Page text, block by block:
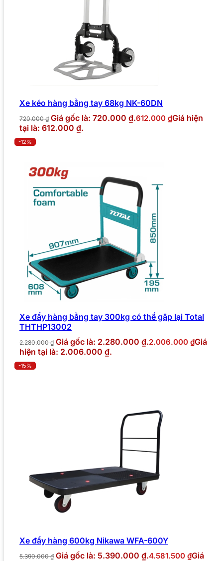
Xe kéo hàng bằng tay 68kg NK-60DN
720.000₫ Giá gốc là: 720.000 ₫.612.000 ₫Giá hiện
tại là: 612.000 ₫.
-12%
Xe đẩy hàng bằng tay 300kg có thể gập lại Total
THTHP13002
2.280.000₫ Giá gốc là: 2.280.000 ₫.2.006.000 ₫Giá
hiện tại là: 2.006.000 ₫.
-15%
Xe đẩy hàng 600kg Nikawa WFA-600Y
5.390.000₫ Giá gốc là: 5.390.000 ₫.4.581.500 ₫Giá